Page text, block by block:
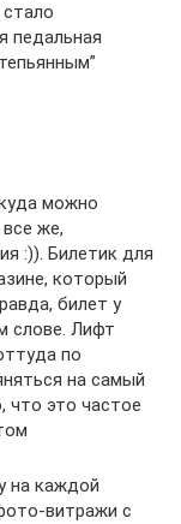
педальная
можно
же,
:)). Билетик для
который
билет у
слове. Лифт
по
на самый
что это частое
на каждой
витражи с